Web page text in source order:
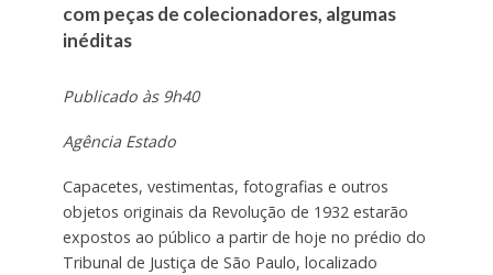
com peças de colecionadores, algumas
inéditas
Publicado às 9h40
Agência Estado
Capacetes, vestimentas, fotografias e outros
objetos originais da Revolução de 1932 estarão
expostos ao público a partir de hoje no prédio do
Tribunal de Justiça de São Paulo, localizado